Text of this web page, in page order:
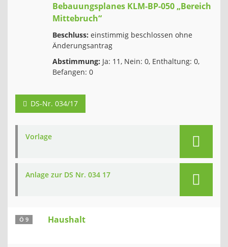
Bebauungsplanes KLM-BP-050 „Bereich
Mittebruch“
Beschluss: einstimmig beschlossen ohne
Änderungsantrag
Abstimmung: Ja: 11, Nein: 0, Enthaltung: 0,
Befangen: 0
DS-Nr. 034/17
Vorlage
Anlage zur DS Nr. 034 17
Ö 9 Haushalt